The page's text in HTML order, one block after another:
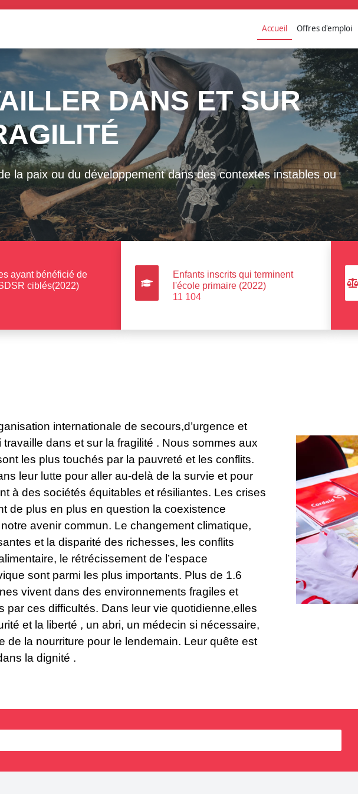
Accueil Offres d'emploi
à l'école
pour un meilleur accès à l’éducation primaire et une
de sa qualité, en soutenant les enseignants, les écoles et les
notamment dans les contextes fragiles..
ayant bénéficié de
ciblés(2022)
Enfants inscrits qui terminent
l'école primaire (2022)
11 104
internationale de secours,d’urgence et
dans et sur la fragilité . Nous sommes aux
les plus touchés par la pauvreté et les conflits.
leur lutte pour aller au-delà de la survie et pour
à des sociétés équitables et résiliantes. Les crises
de plus en plus en question la coexistence
avenir commun. Le changement climatique,
et la disparité des richesses, les conflits
le rétrécissement de l’espace
sont parmi les plus importants. Plus de 1.6
vivent dans des environnements fragiles et
par ces difficultés. Dans leur vie quotidienne,elles
et la liberté , un abri, un médecin si nécessaire,
de la nourriture pour le lendemain. Leur quête est
la dignité .